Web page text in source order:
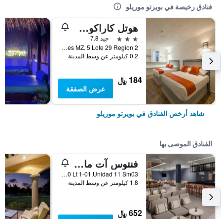
فنادق رخيصة في بويرتو موريلو
هوتل كاراكول بويرتو موريلوس
3 نجوم
جيد 7.8
AV Niños Heroes MZ. 5 Lote 29 Region 2, بويرتو موريلو, ولاية كينتانا رو, المكسيك
0.2 كيلومتر عن وسط المدينة
184 ﷼
عرض الصفقة
شاهد أرخص الفنادق في بويرتو موريلو
الفنادق الموصى بها
فنتوس آت مارينا إل سيد سبا آند بيتش ريزورت
Blvd El Cid Mz20 Lt 1-01,Unidad 11 Sm03, بويرتو موريلو, ولاية كينتانا رو, المكسيك
1.8 كيلومتر عن وسط المدينة
652 ﷼